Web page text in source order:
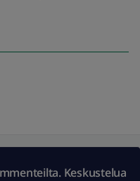
Keskustelua